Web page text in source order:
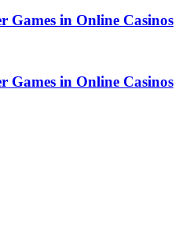
Games in Online Casinos
Games in Online Casinos